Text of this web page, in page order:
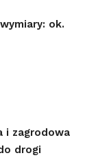
ok.
i zagrodowa
drogi